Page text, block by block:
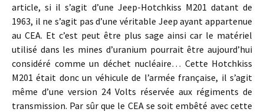
article, si il s’agit d’une Jeep-Hotchkiss M201 datant de
1963, il ne s’agit pas d’une véritable Jeep ayant appartenue
au CEA. Et c’est peut être plus sage ainsi car le matériel
utilisé dans les mines d’uranium pourrait être aujourd’hui
considéré comme un déchet nucléaire… Cette Hotchkiss
M201 était donc un véhicule de l’armée française, il s’agit
même d’une version 24 Volts réservée aux régiments de
transmission. Par sûr que le CEA se soit embêté avec cette